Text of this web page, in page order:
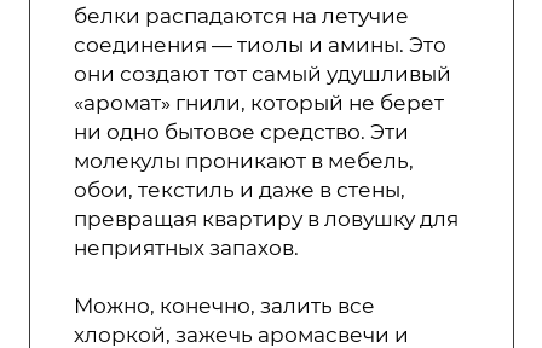
белки распадаются на летучие
соединения — тиолы и амины. Это
они создают тот самый удушливый
«аромат» гнили, который не берет
ни одно бытовое средство. Эти
молекулы проникают в мебель,
обои, текстиль и даже в стены,
превращая квартиру в ловушку для
неприятных запахов.
Можно, конечно, залить все
хлоркой, зажечь аромасвечи и